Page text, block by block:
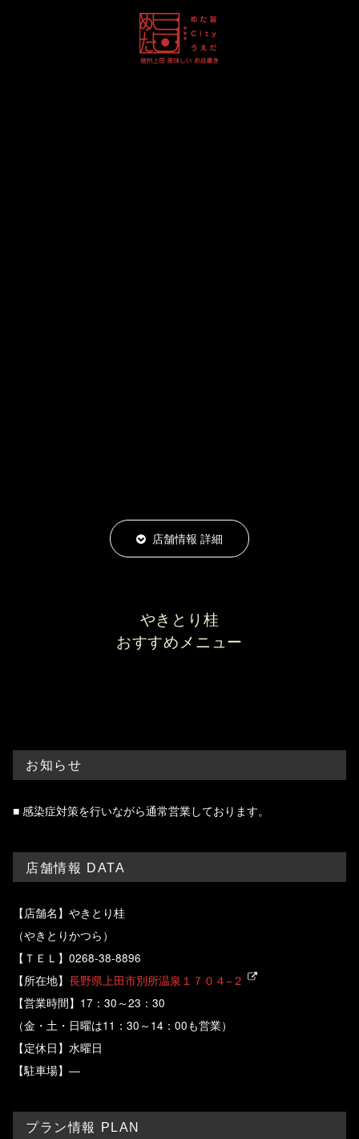
店舗情報 詳細
やきとり桂
おすすめメニュー
お知らせ
■ 感染症対策を行いながら通常営業しております。
店舗情報 DATA
【店舗名】やきとり桂
（やきとりかつら）
【ＴＥＬ】0268-38-8896
【所在地】 長野県上田市別所温泉１７０４−２
【営業時間】17：30～23：30
（金・土・日曜は11：30～14：00も営業）
【定休日】水曜日
【駐車場】―
プラン情報 PLAN